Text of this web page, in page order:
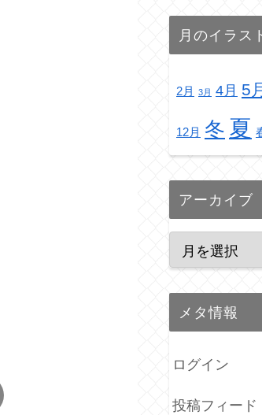
月のイラス
2月 3月 4月 5月
12月 冬 夏
アーカイブ
メタ情報
ログイン
投稿フィード